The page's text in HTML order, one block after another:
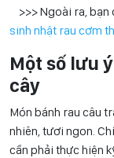
>>> Ngoài ra, bạn
sinh nhật rau cơm
Một số lưu
cây
Món bánh rau câu
nhiên, tươi ngon.
cần phải thực hiện